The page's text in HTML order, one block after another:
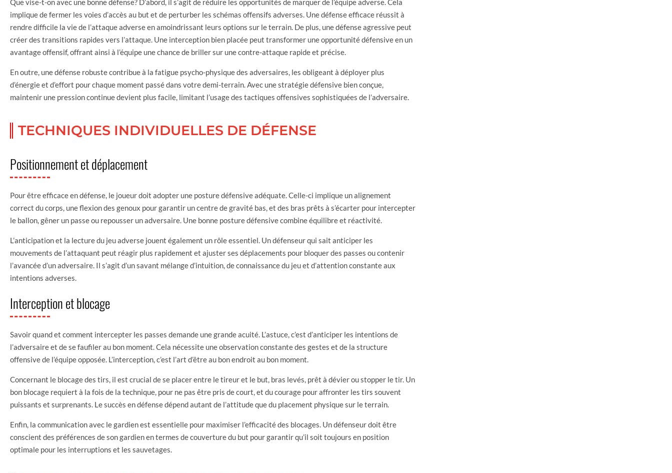
implique de fermer les voies d’accès au but et de perturber les schémas offensifs adverses. Une défense efficace réussit à
rendre difficile la vie de l’attaque adverse en amoindrissant leurs options sur le terrain. De plus, une défense agressive peut
créer des transitions rapides vers l’attaque. Une interception bien placée peut transformer une opportunité défensive en un
avantage offensif, offrant ainsi à l’équipe une chance de briller sur une contre-attaque rapide et précise.
En outre, une défense robuste contribue à la fatigue psycho-physique des adversaires, les obligeant à déployer plus
d’énergie et d’effort pour chaque moment passé dans votre demi-terrain. Avec une stratégie défensive bien conçue,
maintenir une pression continue devient plus facile, limitant l’usage des tactiques offensives sophistiquées de l’adversaire.
TECHNIQUES INDIVIDUELLES DE DÉFENSE
Positionnement et déplacement
Pour être efficace en défense, le joueur doit adopter une posture défensive adéquate. Celle-ci implique un alignement
correct du corps, une flexion des genoux pour garantir un centre de gravité bas, et des bras prêts à s’écarter pour intercepter
le ballon, gêner un passe ou repousser un adversaire. Une bonne posture défensive combine équilibre et réactivité.
L’anticipation et la lecture du jeu adverse jouent également un rôle essentiel. Un défenseur qui sait anticiper les
mouvements de l’attaquant peut réagir plus rapidement et ajuster ses déplacements pour bloquer des passes ou contenir
l’avancée d’un adversaire. Il s’agit d’un savant mélange d’intuition, de connaissance du jeu et d’attention constante aux
intentions adverses.
Interception et blocage
Savoir quand et comment intercepter les passes demande une grande acuité. L’astuce, c’est d’anticiper les intentions de
l’adversaire et de se faufiler au bon moment. Cela nécessite une observation constante des gestes et de la structure
offensive de l’équipe opposée. L’interception, c’est l’art d’être au bon endroit au bon moment.
Concernant le blocage des tirs, il est crucial de se placer entre le tireur et le but, bras levés, prêt à dévier ou stopper le tir. Un
bon blocage requiert à la fois de la technique, pour ne pas être pris de court, et du courage pour affronter les tirs souvent
puissants et surprenants. Le succès en défense dépend autant de l’attitude que du placement physique sur le terrain.
Enfin, la communication avec le gardien est essentielle pour maximiser l’efficacité des blocages. Un défenseur doit être
conscient des préférences de son gardien en termes de couverture du but pour garantir qu’il soit toujours en position
optimale pour les interruptions et les sauvetages.